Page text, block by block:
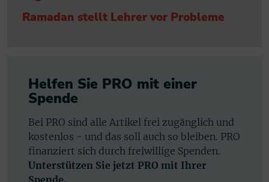
Ramadan stellt Lehrer vor Probleme
Helfen Sie PRO mit einer
Spende
Bei PRO sind alle Artikel frei zugänglich und
kostenlos - und das soll auch so bleiben. PRO
finanziert sich durch freiwillige Spenden.
Unterstützen Sie jetzt PRO mit Ihrer